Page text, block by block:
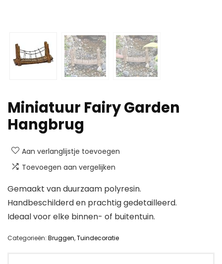
Miniatuur Fairy Garden
Hangbrug
Aan verlanglijstje toevoegen
Toevoegen aan vergelijken
Gemaakt van duurzaam polyresin.
Handbeschilderd en prachtig gedetailleerd.
Ideaal voor elke binnen- of buitentuin.
Categorieën: Bruggen,Tuindecoratie